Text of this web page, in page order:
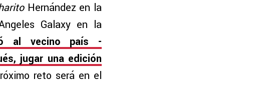
Hernández en la
Galaxy en la
al vecino país -
jugar una edición
reto será en el